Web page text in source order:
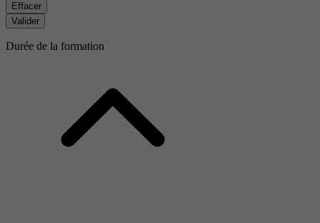
Effacer
Valider
Durée de la formation